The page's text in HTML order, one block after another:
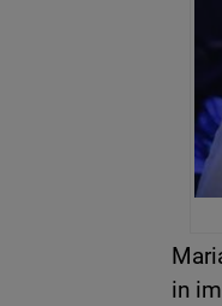
in